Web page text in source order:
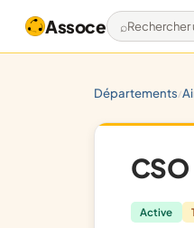
Assoce
départements/
CSO
Active